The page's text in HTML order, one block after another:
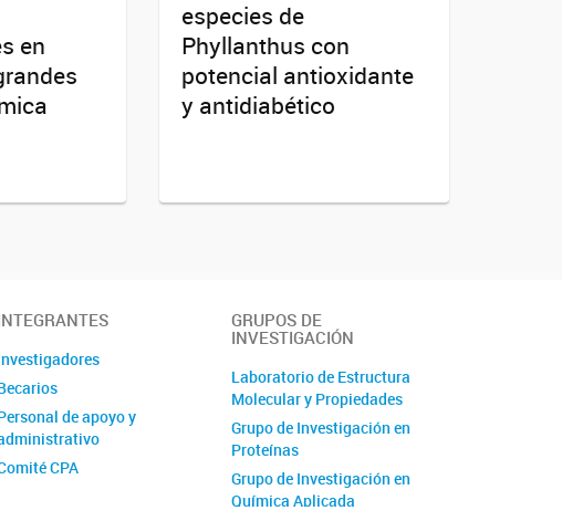
en
especies de
Phyllanthus con
potencial antioxidante
y antidiabético
de apoyo y
CPA
GRUPOS DE
INVESTIGACIÓN
Laboratorio de Estructura
Molecular y Propiedades
Grupo de Investigación en
Proteínas
Grupo de Investigación en
Química Aplicada